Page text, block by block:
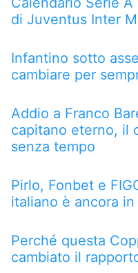
di Juventus Inter
Infantino sotto
cambiare per
Addio a Franco
capitano eterno, il
senza tempo
Pirlo, Fonbet e
italiano è ancora in
Perché questa
cambiato il